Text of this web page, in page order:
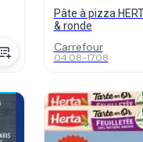
Pâte à pizza
& ronde
Carrefour
04.08-17.08